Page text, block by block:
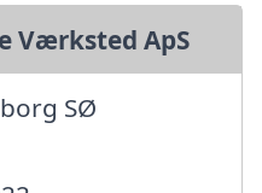
Værksted ApS
SØ